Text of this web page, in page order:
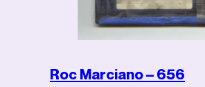
Roc Marciano – 656